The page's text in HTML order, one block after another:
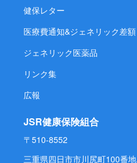
健保レター
医療費通知&ジェネリック差額
ジェネリック医薬品
リンク集
広報
JSR健康保険組合
〒510-8552
三重県四日市市川尻町100番地